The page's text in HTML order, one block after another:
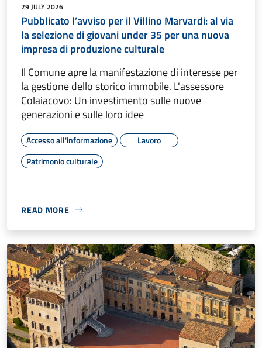
29 JULY 2026
Pubblicato l’avviso per il Villino Marvardi: al via
la selezione di giovani under 35 per una nuova
impresa di produzione culturale
Il Comune apre la manifestazione di interesse per
la gestione dello storico immobile. L'assessore
Colaiacovo: Un investimento sulle nuove
generazioni e sulle loro idee
Accesso all'informazione
Lavoro
Patrimonio culturale
READ MORE